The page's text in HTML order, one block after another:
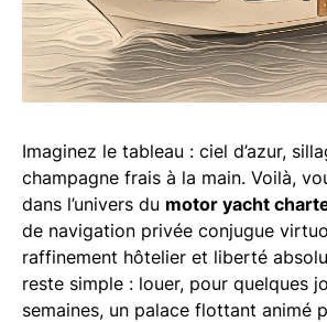
Imaginez le tableau : ciel d’azur,
champagne frais à la main. Voilà,
dans l’univers du motor yacht
de navigation privée conjugue
raffinement hôtelier et liberté
reste simple : louer, pour quelques
semaines, un palace flottant animé